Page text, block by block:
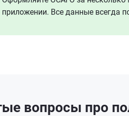
приложении. Все данные всегда
вопросы про